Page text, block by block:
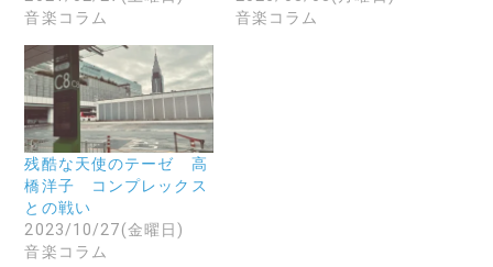
し
て
く
だ
さ
い
新
い
ウ
ィ
ン
ド
ウ
で
開
き
し
い
ィ
ン
ド
ウ
で
開
き
ま
す
き
す
)
音楽コラム
音楽コラム
残酷な天使のテーゼ 高
橋洋子 コンプレックス
との戦い
2023/10/27(金曜日)
音楽コラム